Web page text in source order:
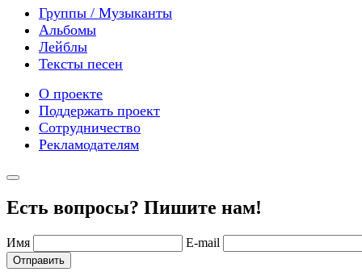
Группы / Музыканты
Альбомы
Лейблы
Тексты песен
О проекте
Поддержать проект
Сотрудничество
Рекламодателям
Есть вопросы? Пишите нам!
Имя E-mail